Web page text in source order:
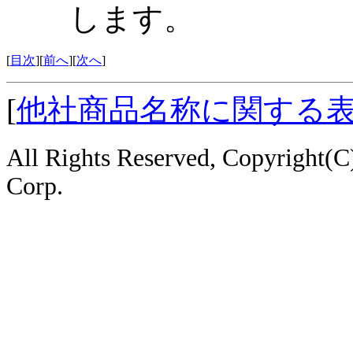
します。
[目次][前へ][次へ]
[他社商品名称に関する
All Rights Reserved,
Corp.